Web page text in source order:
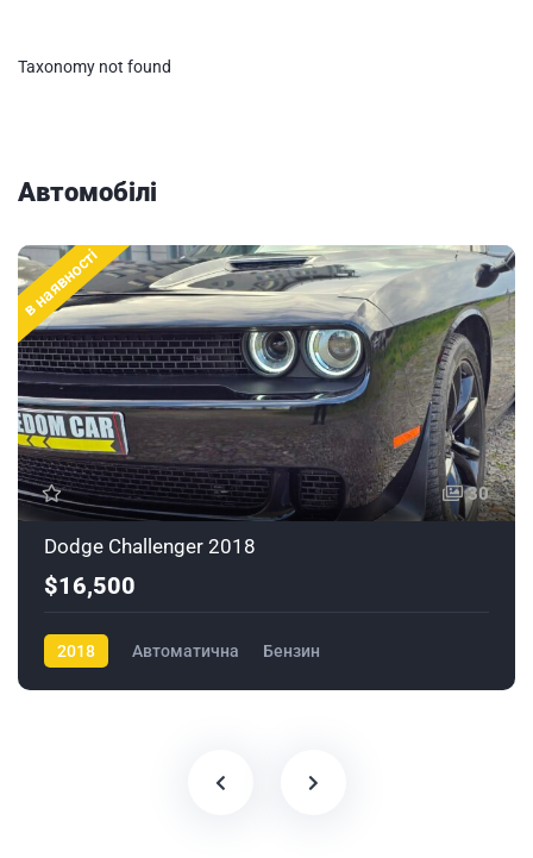
Taxonomy not found
Автомобілі
в наявності
30
Dodge Challenger 2018
$16,500
2018 Автоматична Бензин